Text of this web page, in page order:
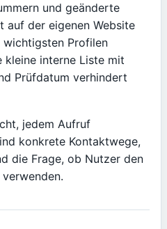
und geänderte
auf der eigenen Website
wichtigsten Profilen
kleine interne Liste mit
Prüfdatum verhindert
jedem Aufruf
konkrete Kontaktwege,
die Frage, ob Nutzer den